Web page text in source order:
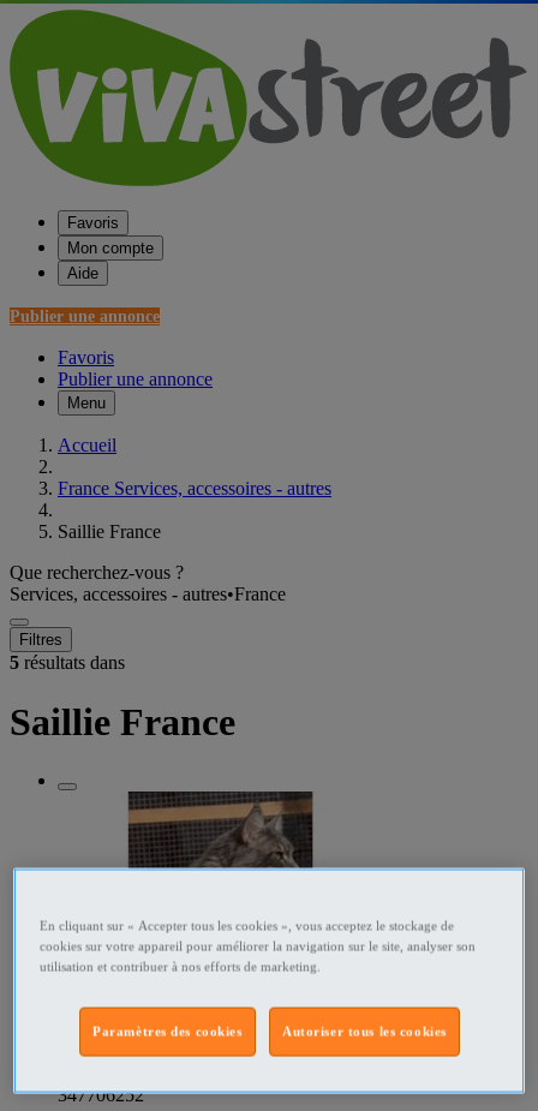
Favoris
Mon compte
Aide
Publier une annonce
Favoris
Publier une annonce
Menu
Accueil
France Services, accessoires - autres
Saillie France
Que recherchez-vous ?
Services, accessoires - autres•France
Filtres
5 résultats dans
Saillie France
347706252
En cliquant sur « Accepter tous les cookies », vous acceptez le stockage de
cookies sur votre appareil pour améliorer la navigation sur le site, analyser son
utilisation et contribuer à nos efforts de marketing.
Autoriser tous les cookies
Paramètres des cookies